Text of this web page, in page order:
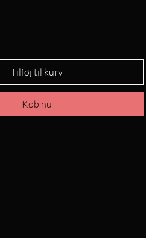
Tilføj til kurv
Køb nu